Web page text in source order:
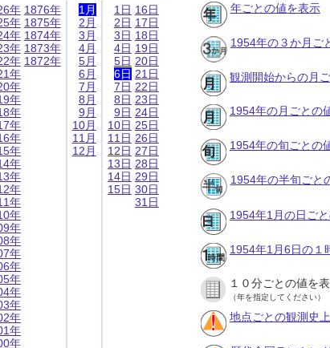
年
年
年
年
年
年
年
年
年
年
年
年
年
年
年
年
年
年
年
年
年
年
年
年
年
年
年
1876年
1875年
1874年
1873年
1872年
1月
2月
3月
4月
5月
6月
7月
8月
9月
10月
11月
12月
1日
2日
3日
4日
5日
6日
7日
8日
9日
10日
11日
12日
13日
14日
15日
16日
17日
18日
19日
20日
21日
22日
23日
24日
25日
26日
27日
28日
29日
30日
31日
年ごとの値を表示
1954年の３か月ご
観測開始からの月
1954年の月ごとの
1954年の旬ごとの
1954年の半旬ごと
1954年1月の日ご
1954年1月6日の１
１０分ごとの値を
（年を指定してください）
地点ごとの観測史